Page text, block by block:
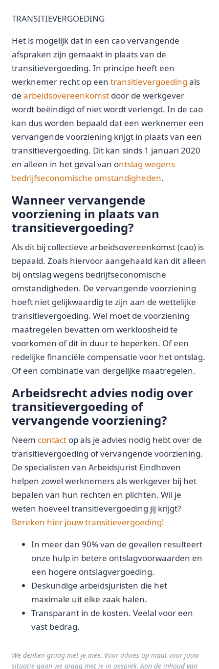
TRANSITIEVERGOEDING
Het is mogelijk dat in een cao vervangende
afspraken zijn gemaakt in plaats van de
transitievergoeding. In principe heeft een
werknemer recht op een transitievergoeding als
de arbeidsovereenkomst door de werkgever
wordt beëindigd of niet wordt verlengd. In de cao
kan dus worden bepaald dat een werknemer een
vervangende voorziening krijgt in plaats van een
transitievergoeding. Dit kan sinds 1 januari 2020
en alleen in het geval van ontslag wegens
bedrijfseconomische omstandigheden.
Wanneer vervangende
voorziening in plaats van
transitievergoeding?
Als dit bij collectieve arbeidsovereenkomst (cao) is
bepaald. Zoals hiervoor aangehaald kan dit alleen
bij ontslag wegens bedrijfseconomische
omstandigheden. De vervangende voorziening
hoeft niet gelijkwaardig te zijn aan de wettelijke
transitievergoeding. Wel moet de voorziening
maatregelen bevatten om werkloosheid te
voorkomen of dit in duur te beperken. Of een
redelijke financiële compensatie voor het ontslag.
Of een combinatie van dergelijke maatregelen.
Arbeidsrecht advies nodig over
transitievergoeding of
vervangende voorziening?
Neem contact op als je advies nodig hebt over de
transitievergoeding of vervangende voorziening.
De specialisten van Arbeidsjurist Eindhoven
helpen zowel werknemers als werkgever bij het
bepalen van hun rechten en plichten. Wil je
weten hoeveel transitievergoeding jij krijgt?
Bereken hier jouw transitievergoeding!
In meer dan 90% van de gevallen resulteert
onze hulp in betere ontslagvoorwaarden en
een hogere ontslagvergoeding.
Deskundige arbeidsjuristen die het
maximale uit elke zaak halen.
Transparant in de kosten. Veelal voor een
vast bedrag.
We denken graag met je mee. Voor advies op maat voor jouw
situatie gaan we graag met je in gesprek. Aan de inhoud van